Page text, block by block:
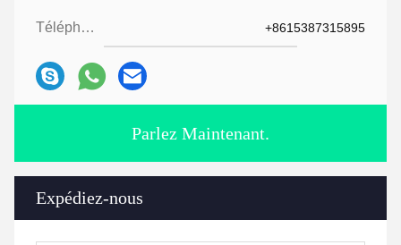
Téléphone: +8615387315895
Parlez Maintenant.
Expédiez-nous